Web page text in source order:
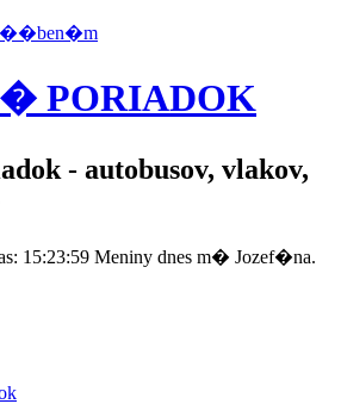
PORIADOK
- autobusov, vlakov,
15:23:59 Meniny dnes m� Jozef�na.